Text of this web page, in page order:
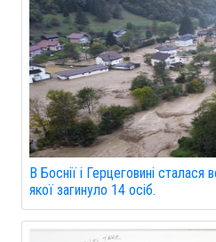
В Боснії і Герцеговині сталася
якої загинуло 14 осіб.